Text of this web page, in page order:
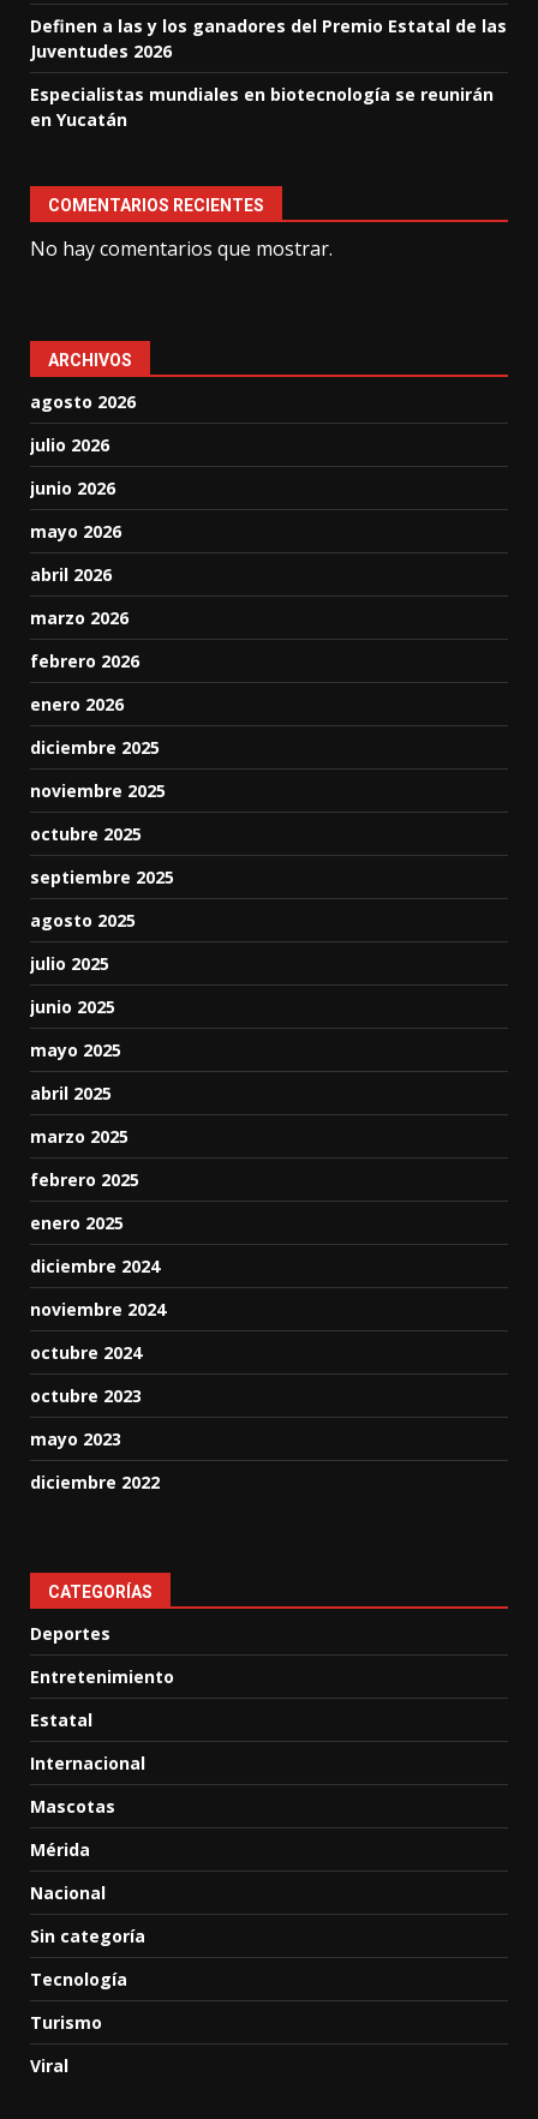
Definen a las y los ganadores del Premio Estatal de las
Juventudes 2026
Especialistas mundiales en biotecnología se reunirán
en Yucatán
COMENTARIOS RECIENTES
No hay comentarios que mostrar.
ARCHIVOS
agosto 2026
julio 2026
junio 2026
mayo 2026
abril 2026
marzo 2026
febrero 2026
enero 2026
diciembre 2025
noviembre 2025
octubre 2025
septiembre 2025
agosto 2025
julio 2025
junio 2025
mayo 2025
abril 2025
marzo 2025
febrero 2025
enero 2025
diciembre 2024
noviembre 2024
octubre 2024
octubre 2023
mayo 2023
diciembre 2022
CATEGORÍAS
Deportes
Entretenimiento
Estatal
Internacional
Mascotas
Mérida
Nacional
Sin categoría
Tecnología
Turismo
Viral